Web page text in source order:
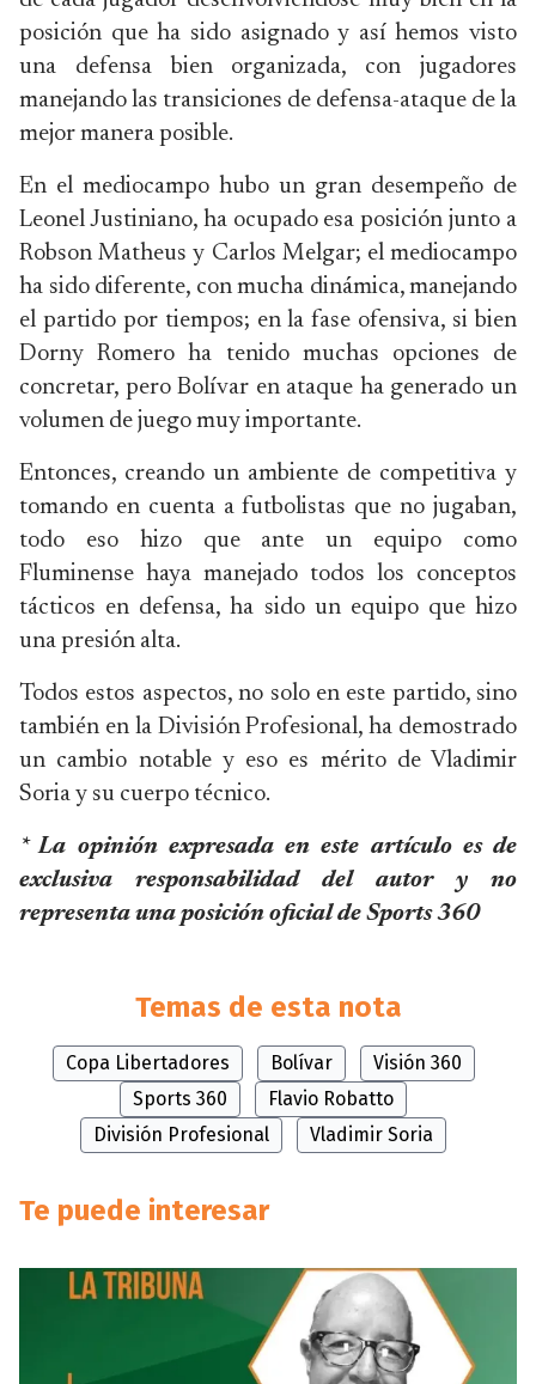
posición que ha sido asignado y así hemos visto
una defensa bien organizada, con jugadores
manejando las transiciones de defensa-ataque de la
mejor manera posible.
En el mediocampo hubo un gran desempeño de
Leonel Justiniano, ha ocupado esa posición junto a
Robson Matheus y Carlos Melgar; el mediocampo
ha sido diferente, con mucha dinámica, manejando
el partido por tiempos; en la fase ofensiva, si bien
Dorny Romero ha tenido muchas opciones de
concretar, pero Bolívar en ataque ha generado un
volumen de juego muy importante.
Entonces, creando un ambiente de competitiva y
tomando en cuenta a futbolistas que no jugaban,
todo eso hizo que ante un equipo como
Fluminense haya manejado todos los conceptos
tácticos en defensa, ha sido un equipo que hizo
una presión alta.
Todos estos aspectos, no solo en este partido, sino
también en la División Profesional, ha demostrado
un cambio notable y eso es mérito de Vladimir
Soria y su cuerpo técnico.
* La opinión expresada en este artículo es de
exclusiva responsabilidad del autor y no
representa una posición oficial de Sports 360
Temas de esta nota
Copa Libertadores Bolívar
Visión 360
Sports 360
Flavio Robatto
División Profesional
Vladimir Soria
Te puede interesar